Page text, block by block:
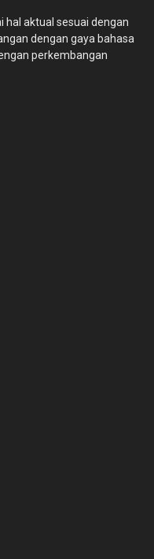
aktual sesuai dengan
dengan gaya bahasa
perkembangan